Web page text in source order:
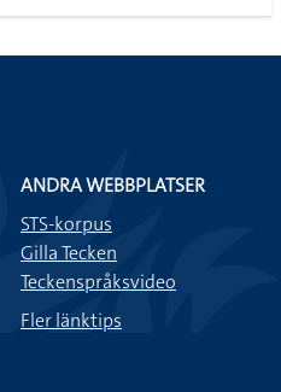
ANDRA WEBBPLATSER
STS-korpus
Gilla Tecken
Teckenspråksvideo
Fler länktips